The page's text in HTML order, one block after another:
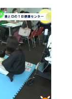
ルアドレ
の新規登
引き続き